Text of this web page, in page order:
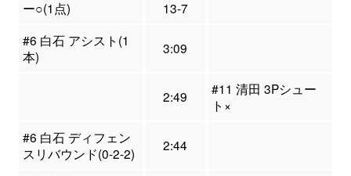
ー○(1点)
13-7
#6 白石 アシスト(1
本)
3:09
2:49
#11 清田 3Pシュー
ト×
#6 白石 ディフェン
スリバウンド(0-2-2)
2:44